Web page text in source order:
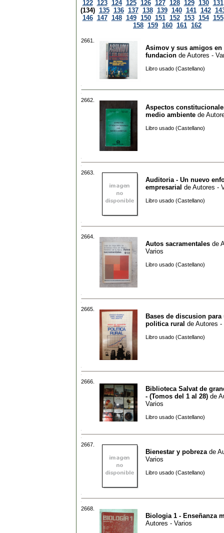
122 123 124 125 126 127 128 129 130 131
(134) 135 136 137 138 139 140 141 142
146 147 148 149 150 151 152 153 154 155
158 159 160 161 162
2661.
Asimov y sus amigos en
fundacion de Autores -
Libro usado (Castellano)
2662.
Aspectos
medio ambiente de
Libro usado (Castellano)
2663.
Auditoria - Un nuevo
empresarial de Autores -
Libro usado (Castellano)
2664.
Autos sacramentales de
Varios
Libro usado (Castellano)
2665.
Bases de discusion para
politica rural de Autores -
Libro usado (Castellano)
2666.
Biblioteca Salvat de
- (Tomos del 1 al 28) de
Varios
Libro usado (Castellano)
2667.
Bienestar y pobreza de
Varios
Libro usado (Castellano)
2668.
Biologia 1 - Enseñanza
Autores - Varios